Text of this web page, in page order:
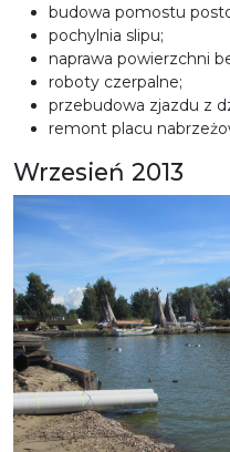
budowa pomostu
pochylnia slipu;
naprawa powierzchni
roboty czerpalne;
przebudowa zjazdu z
remont placu
Wrzesień 2013